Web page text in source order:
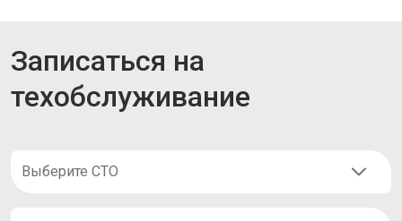
Записаться на
техобслуживание